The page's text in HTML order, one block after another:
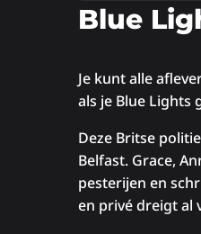
Lees
meer
Blue
Je kunt alle
als je Blue Lights
Deze Britse
Belfast. Grace,
pesterijen en
en privé dreigt al